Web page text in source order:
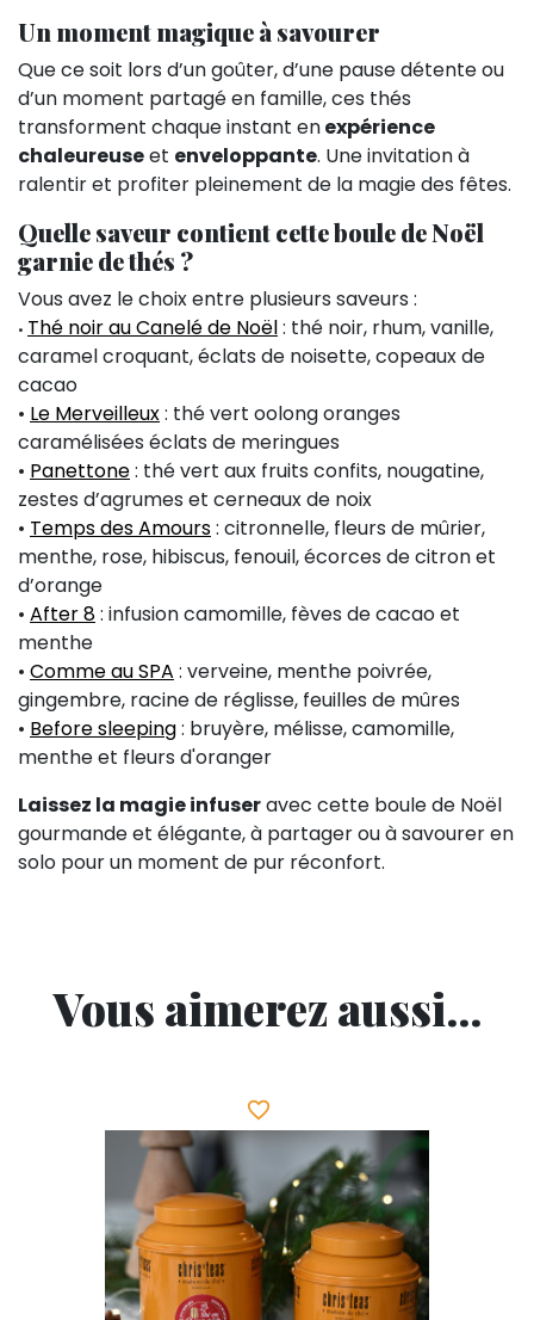
Un moment magique à savourer
Que ce soit lors d’un goûter, d’une pause détente ou
d’un moment partagé en famille, ces thés
transforment chaque instant enexpérience
chaleureuseet enveloppante. Une invitation à
ralentir et profiter pleinement de la magie des fêtes.
Quelle saveur contient cette boule de Noël
garnie de thés ?
Vous avez le choix entre plusieurs saveurs :
• Thé noir au Canelé de Noël: thé noir, rhum, vanille,
caramel croquant, éclats de noisette, copeaux de
cacao
• Le Merveilleux: thé vert oolong oranges
caramélisées éclats de meringues
• Panettone: thé vert aux fruits confits, nougatine,
zestes d’agrumes et cerneaux de noix
• Temps des Amours: citronnelle, fleurs de mûrier,
menthe, rose, hibiscus, fenouil, écorces de citron et
d’orange
• After 8: infusion camomille, fèves de cacao et
menthe
• Comme au SPA : verveine, menthe poivrée,
gingembre, racine de réglisse, feuilles de mûres
• Before sleeping: bruyère, mélisse, camomille,
menthe et fleurs d'oranger
Laissez la magie infuseravec cette boule de Noël
gourmande et élégante, à partager ou à savourer en
solo pour un moment de pur réconfort.
Vous aimerez aussi...
favorite_border